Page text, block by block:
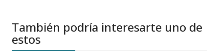
También podría interesarte uno de
estos